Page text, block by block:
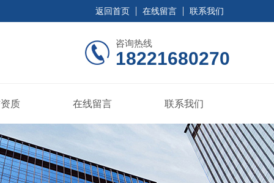
返回首页 在线留言 联系我们
咨询热线
18221680270
质 在线留言 联系我们